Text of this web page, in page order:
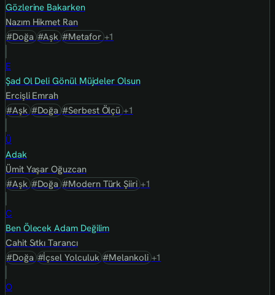
Gözlerine Bakarken
Nazım Hikmet Ran
#Doğa#Aşk#Metafor+1
E
Şad Ol Deli Gönül Müjdeler Olsun
Ercişli Emrah
#Aşk#Doğa#Serbest Ölçü+1
Ü
Adak
Ümit Yaşar Oğuzcan
#Aşk#Doğa#Modern Türk Şiiri+1
C
Ben Ölecek Adam Değilim
Cahit Sıtkı Tarancı
#Doğa#İçsel Yolculuk#Melankoli+1
O